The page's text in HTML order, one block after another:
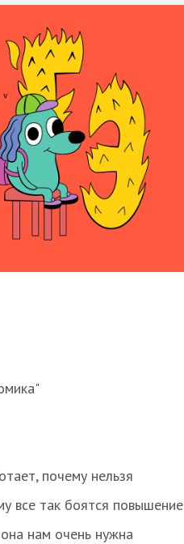
почему нельзя
все так боятся повышение
нам очень нужна